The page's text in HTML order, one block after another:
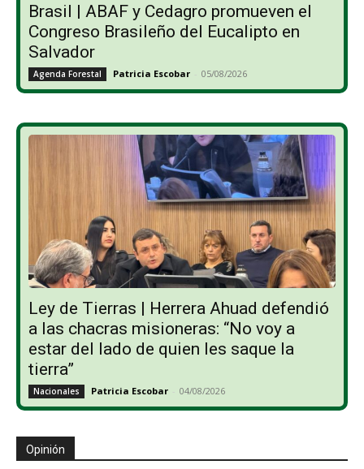
Brasil | ABAF y Cedagro promueven el
Congreso Brasileño del Eucalipto en
Salvador
Agenda Forestal Patricia Escobar - 05/08/2026
Ley de Tierras | Herrera Ahuad defendió
a las chacras misioneras: “No voy a
estar del lado de quien les saque la
tierra”
Nacionales Patricia Escobar - 04/08/2026
Opinión